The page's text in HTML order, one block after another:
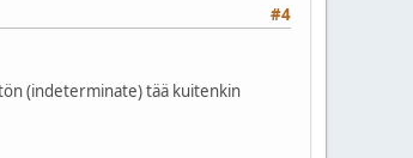
#4
(indeterminate) tää kuitenkin